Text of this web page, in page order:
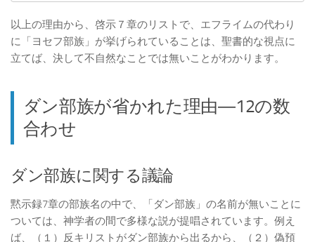
以上の理由から、啓示７章のリストで、エフライムの代わり
に「ヨセフ部族」が挙げられていることは、聖書的な視点に
立てば、決して不自然なことでは無いことがわかります。
ダン部族が省かれた理由―12の数
合わせ
ダン部族に関する議論
黙示録7章の部族名の中で、「ダン部族」の名前が無いことに
ついては、神学者の間で多様な説が提唱されています。例え
ば、（１）反キリストがダン部族から出るから、（２）偽預